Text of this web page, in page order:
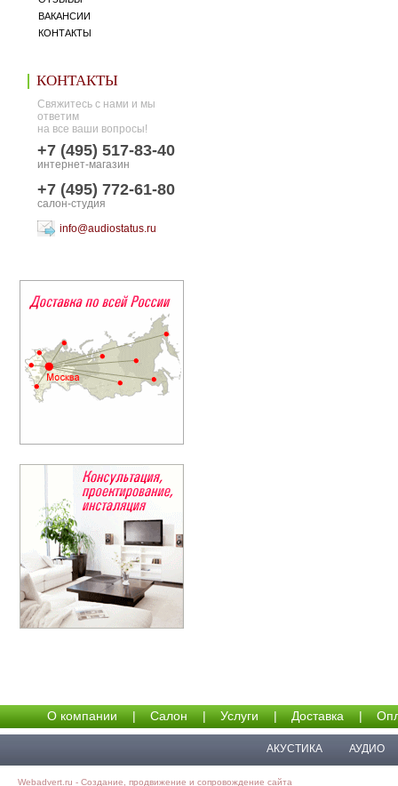
ВАКАНСИИ
КОНТАКТЫ
КОНТАКТЫ
Свяжитесь с нами и мы
ответим
на все ваши вопросы!
+7 (495) 517-83-40
интернет-магазин
+7 (495) 772-61-80
салон-студия
info@audiostatus.ru
О компании | Салон | Услуги | Доставка |
АКУСТИКА АУДИО
Webadvert.ru - Создание, продвижение и сопровождение сайта